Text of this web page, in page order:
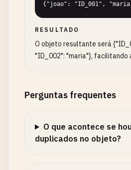
{"joao": "ID_001",
RESULTADO
O objeto resultante será
"ID_002": "maria"}, facilitando
Perguntas frequentes
O que acontece se
duplicados no objeto?